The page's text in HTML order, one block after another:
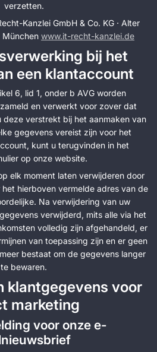
verzetten.
Kanzlei GmbH & Co. KG · Alter
München www.it-recht-kanzlei.de
bij het
een klantaccount
6, lid 1, onder b AVG worden
en verwerkt voor zover dat
deze verstrekt bij het aanmaken van
gegevens vereist zijn voor het
kunt u terugvinden in het
op onze website.
elk moment laten verwijderen door
hierboven vermelde adres van de
Na verwijdering van uw
verwijderd, mits alle via het
volledig zijn afgehandeld, er
van toepassing zijn en er geen
bestaat om de gegevens langer
te bewaren.
klantgegevens voor
marketing
voor onze e-